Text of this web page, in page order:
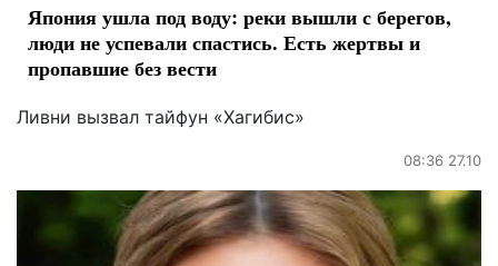
Япония ушла под воду: реки вышли с берегов,
люди не успевали спастись. Есть жертвы и
пропавшие без вести
Ливни вызвал тайфун «Хагибис»
08:36 27.10